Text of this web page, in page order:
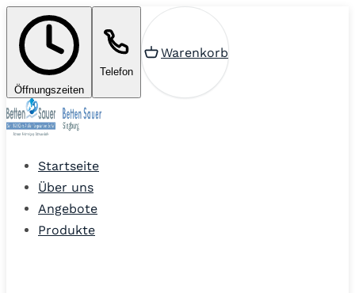
Öffnungszeiten
Telefon
Warenkorb
Startseite
Über uns
Angebote
Produkte